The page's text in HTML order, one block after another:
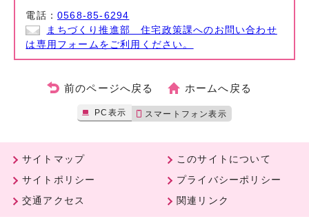
電話：0568-85-6294
まちづくり推進部 住宅政策課へのお問い合わせ
は専用フォームをご利用ください。
前のページへ戻る ホームへ戻る
PC表示 スマートフォン表示
サイトマップ
このサイトについて
サイトポリシー
プライバシーポリシー
交通アクセス
関連リンク